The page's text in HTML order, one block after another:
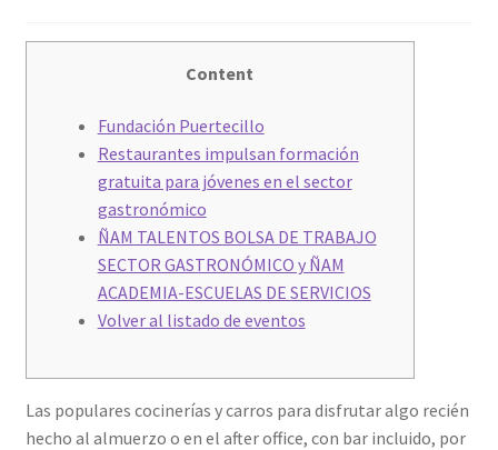
Content
Fundación Puertecillo
Restaurantes impulsan formación
gratuita para jóvenes en el sector
gastronómico
ÑAM TALENTOS BOLSA DE TRABAJO
SECTOR GASTRONÓMICO y ÑAM
ACADEMIA-ESCUELAS DE SERVICIOS
Volver al listado de eventos
Las populares cocinerías y carros para disfrutar algo recién
hecho al almuerzo o en el after office, con bar incluido, por